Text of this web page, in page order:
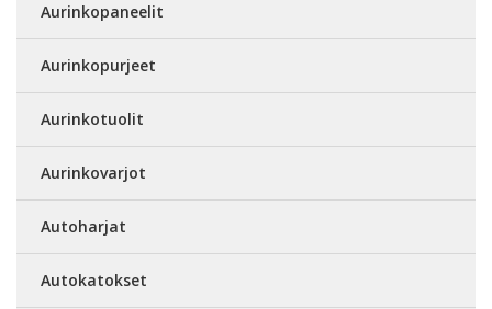
Aurinkopaneelit
Aurinkopurjeet
Aurinkotuolit
Aurinkovarjot
Autoharjat
Autokatokset